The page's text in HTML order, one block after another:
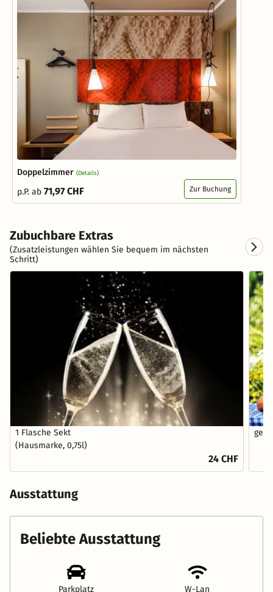
Doppelzimmer (Details)
p.P. ab 71,97 CHF Zur Buchung
Zubuchbare Extras
(Zusatzleistungen wählen Sie bequem im nächsten
Schritt)
1 Flasche Sekt
(Hausmarke, 0,75l)
24 CHF
Ausstattung
Beliebte Ausstattung
Parkplatz W-Lan